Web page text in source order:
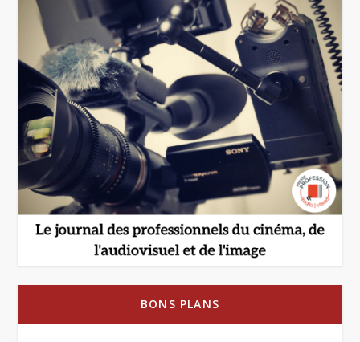
BONS PLANS